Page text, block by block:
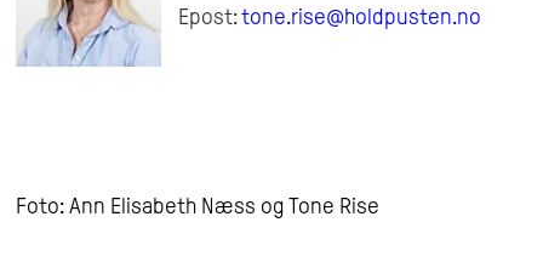
Epost:tone.rise@holdpusten.no
Foto: Ann Elisabeth Næss og Tone Rise